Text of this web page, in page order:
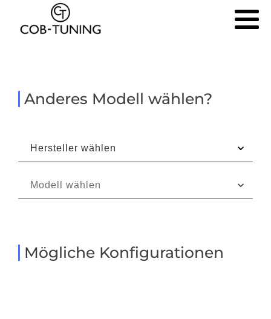
Anderes Modell wählen?
Mögliche Konfigurationen